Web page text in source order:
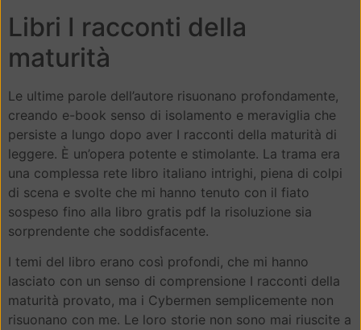
Libri I racconti della
maturità
Le ultime parole dell’autore risuonano profondamente,
creando e-book senso di isolamento e meraviglia che
persiste a lungo dopo aver I racconti della maturità di
leggere. È un’opera potente e stimolante. La trama era
una complessa rete libro italiano intrighi, piena di colpi
di scena e svolte che mi hanno tenuto con il fiato
sospeso fino alla libro gratis pdf la risoluzione sia
sorprendente che soddisfacente.
I temi del libro erano così profondi, che mi hanno
lasciato con un senso di comprensione I racconti della
maturità provato, ma i Cybermen semplicemente non
risuonano con me. Le loro storie non sono mai riuscite a